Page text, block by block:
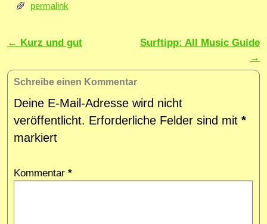
permalink
Artikelnavigation
← Kurz und gut
Surftipp: All Music Guide
→
Schreibe einen Kommentar
Deine E-Mail-Adresse wird nicht
veröffentlicht. Erforderliche Felder sind mit *
markiert
Kommentar *